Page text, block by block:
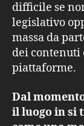
difficile se
legislativo
massa da
dei contenuti
piattaforme.
Dal
il luogo in si